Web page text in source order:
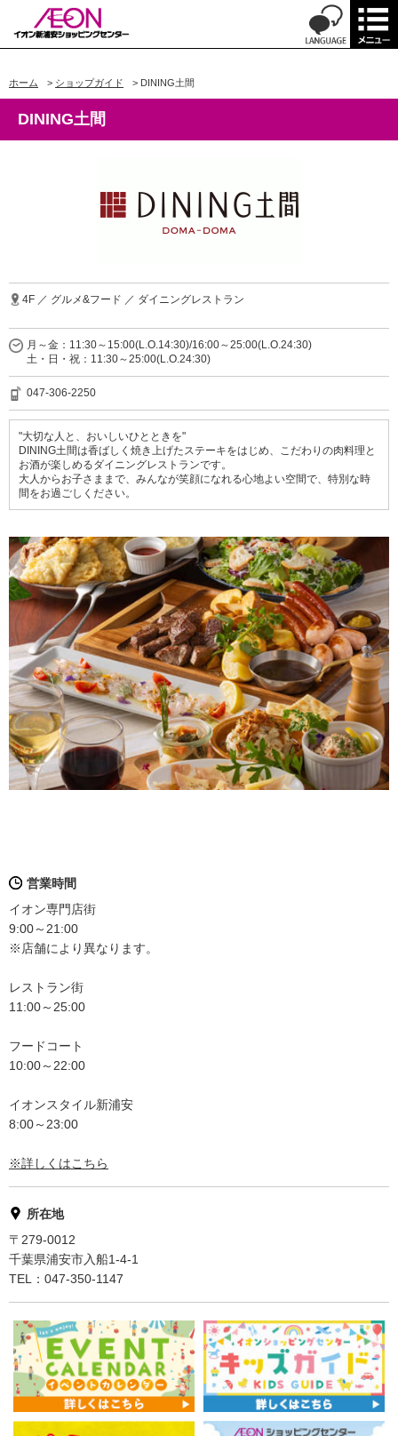
ホーム > ショップガイド > DINING土間
DINING土間
4F ／ グルメ&フード ／ ダイニングレストラン
月～金：11:30～15:00(L.O.14:30)/16:00～25:00(L.O.24:30)
土・日・祝：11:30～25:00(L.O.24:30)
047-306-2250
"大切な人と、おいしいひとときを"
DINING土間は香ばしく焼き上げたステーキをはじめ、こだわりの肉料理と
お酒が楽しめるダイニングレストランです。
大人からお子さままで、みんなが笑顔になれる心地よい空間で、特別な時
間をお過ごしください。
営業時間
イオン専門店街
9:00～21:00
※店舗により異なります。
レストラン街
11:00～25:00
フードコート
10:00～22:00
イオンスタイル新浦安
8:00～23:00
※詳しくはこちら
所在地
〒279-0012
千葉県浦安市入船1-4-1
TEL：047-350-1147